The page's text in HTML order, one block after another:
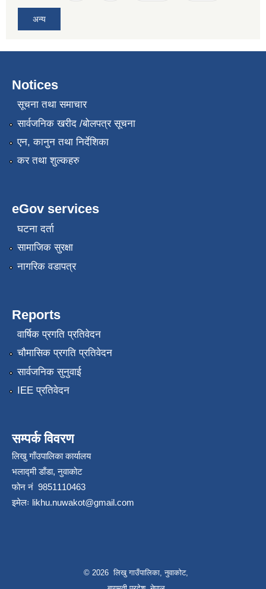
अन्य
Notices
सूचना तथा समाचार
सार्वजनिक खरीद /बोलपत्र सूचना
एन, कानुन तथा निर्देशिका
कर तथा शुल्कहरु
eGov services
घटना दर्ता
सामाजिक सुरक्षा
नागरिक वडापत्र
Reports
वार्षिक प्रगति प्रतिवेदन
चौमासिक प्रगति प्रतिवेदन
सार्वजनिक सुनुवाई
IEE प्रतिवेदन
सम्पर्क विवरण
लिखु गाँउपालिका कार्यालय
भलाद्मी डाँडा, नुवाकोट
फोन नं 9851110463
इमेलः likhu.nuwakot@gmail.com
© 2026 लिखु गाउँपालिका, नुवाकोट,